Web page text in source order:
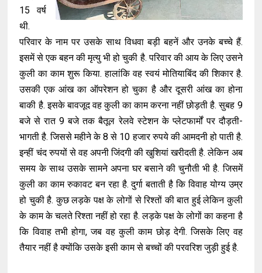
15 वर्ष
थी.
परिवार के नाम पर उसके साथ विधवा बड़ी बहनें और उनके बच्चे हैं.
इसमें से एक बहन की मृत्यु भी हो चुकी है. परिवार की आय के लिए उसने
कुली का काम शुरू किया. हालांकि वह स्वयं मोतियाबिंद की शिकार है.
उसकी एक आंख का ऑपरेशन हो चुका है और दूसरी आंख का होना
बाकी है. इसके बावजूद वह कुली का काम करना नहीं छोड़ती है. सुबह 9
बजे से रात 9 बजे तक बैतूल रेलवे स्टेशन के प्लेटफार्मों पर दौड़ती-
भागती है. जिससे महीने के 8 से 10 हजार रुपये की आमदनी हो पाती है.
इन्हीं चंद रुपयों से वह अपनी जिंदगी की खुशियां खरीदती है. लेकिन अब
समय के साथ उसके सामने अपना घर बसाने की चुनौती भी है. जिसमें
कुली का काम रुकावट बन रहा है. दुर्गा बताती है कि विवाह योग्य उम्र
हो चुकी है. कुछ लड़के पक्ष के लोगों से रिश्तों की बात हुई लेकिन कुली
के काम के चलते रिश्ता नहीं हो रहा है. लड़के पक्ष के लोगों का कहना है
कि विवाह तभी होगा, जब वह कुली काम छोड़ देगी. जिसके लिए वह
तैयार नहीं है क्योंकि उसके इसी काम से बच्चों की परवरिश जुड़ी हुई है.